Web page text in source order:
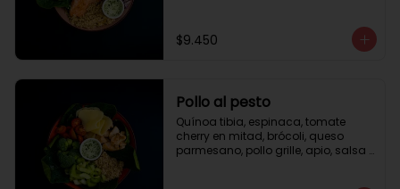
$9.450
Pollo al pesto
Quínoa tibia, espinaca, tomate
cherry en mitad, brócoli, queso
parmesano, pollo grille, apio, salsa